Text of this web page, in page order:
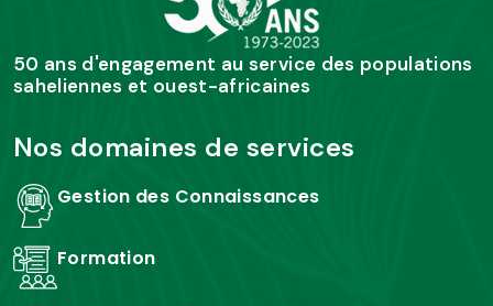
50 ans d'engagement au service des populations
saheliennes et ouest-africaines
Nos domaines de services
Gestion des Connaissances
Formation